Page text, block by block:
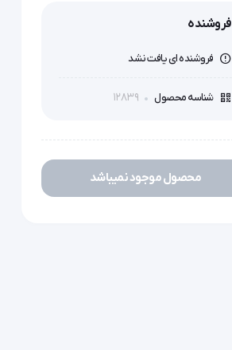
فروشنده
فروشنده ای یافت نشد
شناسه محصول 12839
محصول موجود نمیباشد